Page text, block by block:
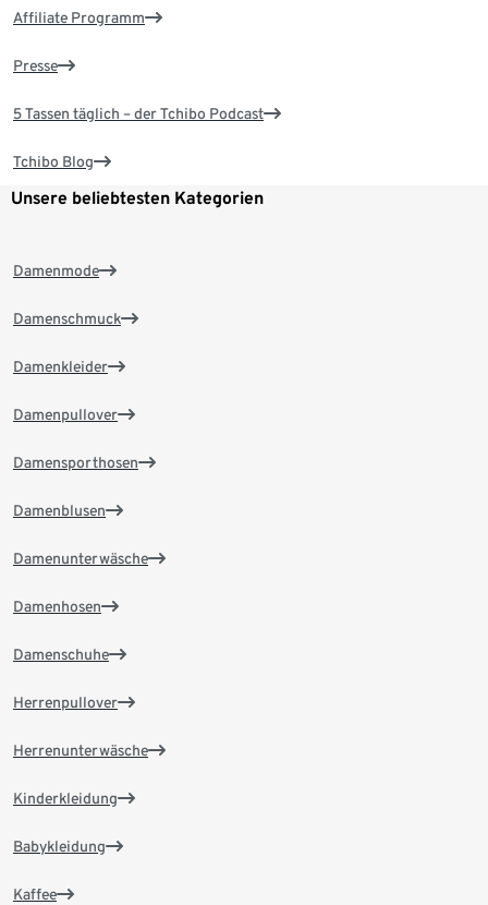
Affiliate Programm
Presse
5 Tassen täglich – der Tchibo Podcast
Tchibo Blog
Unsere beliebtesten Kategorien
Damenmode
Damenschmuck
Damenkleider
Damenpullover
Damensporthosen
Damenblusen
Damenunterwäsche
Damenhosen
Damenschuhe
Herrenpullover
Herrenunterwäsche
Kinderkleidung
Babykleidung
Kaffee